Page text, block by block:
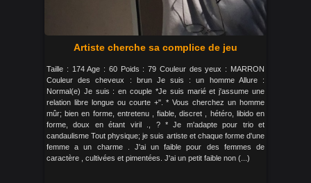
Artiste cherche sa complice de jeu
Taille : 174 Age : 60 Poids : 79 Couleur des yeux : MARRON
Couleur des cheveux : brun Je suis : un homme Allure :
Normal(e) Je suis : en couple *Je suis marié et j'assume une
relation libre longue ou courte +". * Vous cherchez un homme
mûr; bien en forme, entretenu , fiable, discret , hétéro, libido en
forme, doux en étant viril ., ? * Je m'adapte pour trio et
candaulisme Tout physique; je suis artiste et chaque forme d'une
femme a un charme . J'ai un faible pour des femmes de
caractère , cultivées et pimentées. J'ai un petit faible non (...)